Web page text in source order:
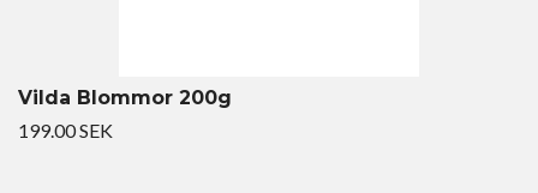
Vilda Blommor 200g
199.00 SEK